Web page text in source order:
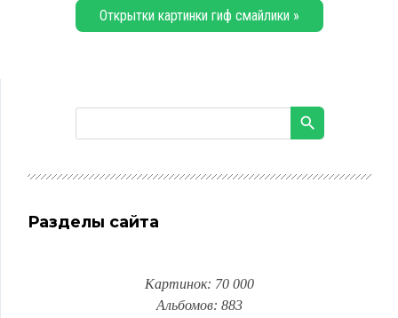
Открытки картинки гиф смайлики »
Разделы сайта
Картинок: 70 000
Альбомов: 883